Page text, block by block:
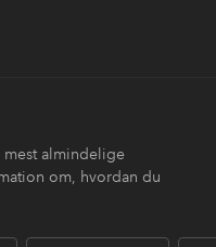
mest almindelige
om, hvordan du